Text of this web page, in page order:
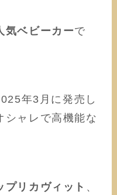
気ベビーカーで
年3月に発売し
シャレで高機能な
プリカヴィット 、